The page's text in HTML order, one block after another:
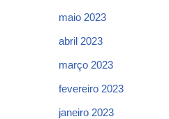
maio 2023
abril 2023
março 2023
fevereiro 2023
janeiro 2023